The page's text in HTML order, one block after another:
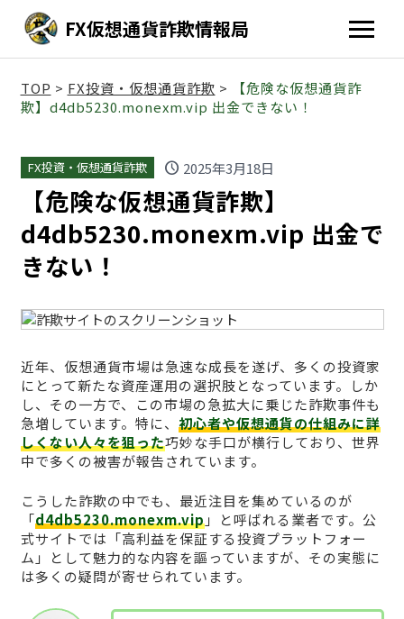
FX仮想通貨詐欺情報局
TOP > FX投資・仮想通貨詐欺 >
【危険な仮想通貨詐
欺】d4db5230.monexm.vip 出金できない！
FX投資・仮想通貨詐欺 schedule 2025年3月18日
【危険な仮想通貨詐欺】
d4db5230.monexm.vip 出金で
きない！
近年、仮想通貨市場は急速な成長を遂げ、多くの投資家
にとって新たな資産運用の選択肢となっています。しか
し、その一方で、この市場の急拡大に乗じた詐欺事件も
急増しています。特に、 初心者や仮想通貨の仕組みに詳
しくない人々を狙った巧妙な手口が横行しており、世界
中で多くの被害が報告されています。
こうした詐欺の中でも、最近注目を集めているのが
「d4db5230.monexm.vip」と呼ばれる業者です。公
式サイトでは「高利益を保証する投資プラットフォー
ム」として魅力的な内容を謳っていますが、その実態に
は多くの疑問が寄せられています。